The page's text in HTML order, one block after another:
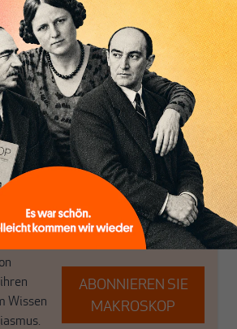
damit
für
Wir
auf
Wissen
Wir verlassen die
journalistische Filterblase,
in der sich viele
eingerichtet haben. Wir
öffnen Fenster und
bringen frische Luft in die
engen und verstaubten
Debattenräume.
Brauchen Sie auch frische
Luft? Dann folgen Sie
einfach dem Button.
ABONNIEREN SIE
MAKROSKOP